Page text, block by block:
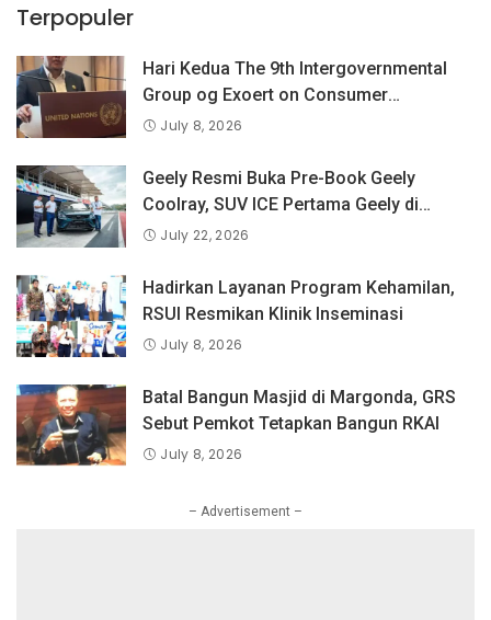
Terpopuler
Hari Kedua The 9th Intergovernmental
Group og Exoert on Consumer
Protection Law and Policy, BPKN RI
tentang Keselamatan Produk dan
Perlindungan Konsumen Digital
July 8, 2026
Geely Resmi Buka Pre-Book Geely
Coolray, SUV ICE Pertama Geely di
Indonesia yang Dipercaya Lebih dari 1,3
July 22, 2026
Hadirkan Layanan Program Kehamilan,
RSUI Resmikan Klinik Inseminasi
July 8, 2026
Batal Bangun Masjid di Margonda, GRS
Sebut Pemkot Tetapkan Bangun RKAI
July 8, 2026
– Advertisement –